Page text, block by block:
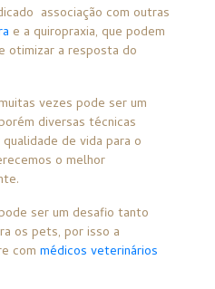
associação com outras
e a quiropraxia, que podem
otimizar a resposta do
vezes pode ser um
diversas técnicas
de vida para o
o melhor
ser um desafio tanto
os pets, por isso a
commédicos veterinários